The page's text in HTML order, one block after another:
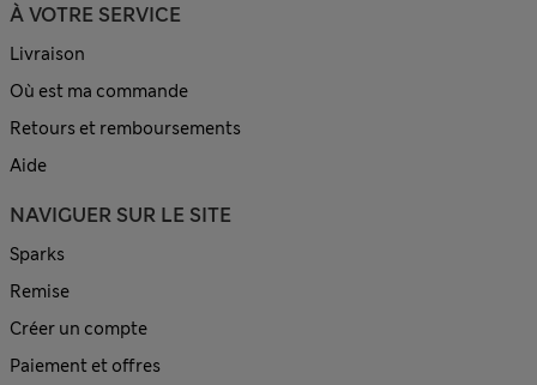
À VOTRE SERVICE
Livraison
Où est ma commande
Retours et remboursements
Aide
NAVIGUER SUR LE SITE
Sparks
Remise
Créer un compte
Paiement et offres